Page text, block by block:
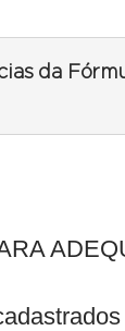
da